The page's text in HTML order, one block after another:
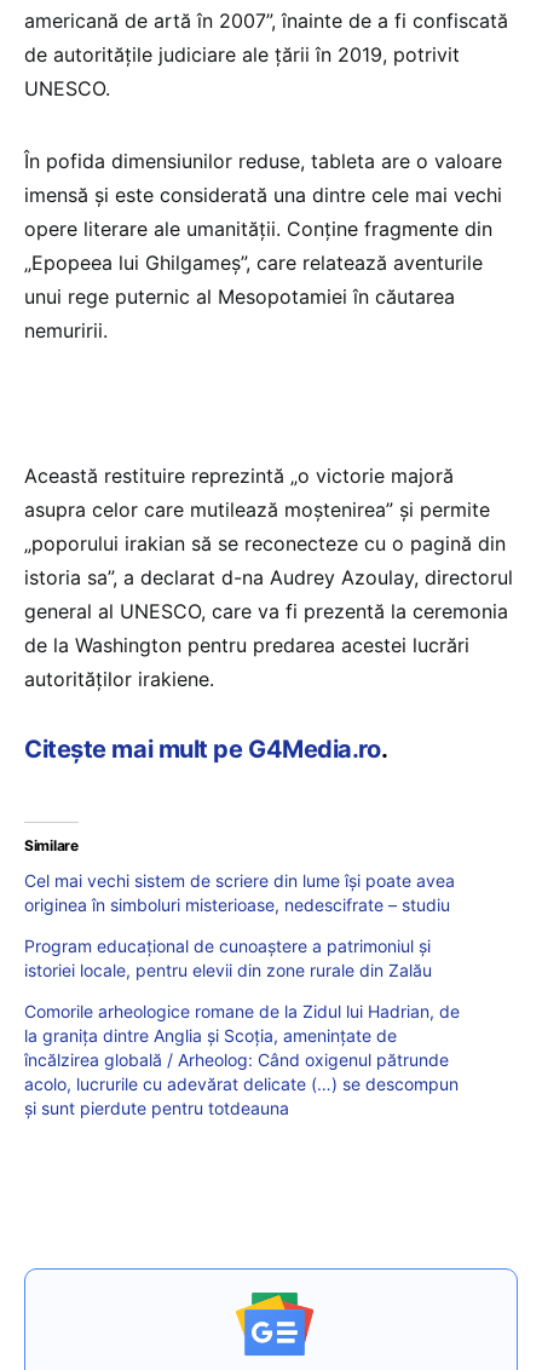
americană de artă în 2007”, înainte de a fi confiscată
de autoritățile judiciare ale țării în 2019, potrivit
UNESCO.
În pofida dimensiunilor reduse, tableta are o valoare
imensă şi este considerată una dintre cele mai vechi
opere literare ale umanității. Conține fragmente din
„Epopeea lui Ghilgameș”, care relatează aventurile
unui rege puternic al Mesopotamiei în căutarea
nemuririi.
Această restituire reprezintă „o victorie majoră
asupra celor care mutilează moștenirea” și permite
„poporului irakian să se reconecteze cu o pagină din
istoria sa”, a declarat d-na Audrey Azoulay, directorul
general al UNESCO, care va fi prezentă la ceremonia
de la Washington pentru predarea acestei lucrări
autorităților irakiene.
Citește mai mult pe G4Media.ro.
Similare
Cel mai vechi sistem de scriere din lume își poate avea
originea în simboluri misterioase, nedescifrate – studiu
Program educațional de cunoaștere a patrimoniul și
istoriei locale, pentru elevii din zone rurale din Zalău
Comorile arheologice romane de la Zidul lui Hadrian, de
la granița dintre Anglia și Scoția, amenințate de
încălzirea globală / Arheolog: Când oxigenul pătrunde
acolo, lucrurile cu adevărat delicate (…) se descompun
și sunt pierdute pentru totdeauna